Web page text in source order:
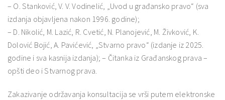
– O. Stanković, V. V. Vodinelić, „Uvod u građansko pravo“ (sva
izdanja objavljena nakon 1996. godine);
– D. Nikolić, M. Lazić, R. Cvetić, N. Planojević, M. Živković, K.
Dolović Bojić, A. Pavićević, „Stvarno pravo“ (izdanje iz 2025.
godine i sva kasnija izdanja); – Čitanka iz Građanskog prava –
opšti deo i Stvarnog prava.
Zakazivanje održavanja konsultacija se vrši putem elektronske